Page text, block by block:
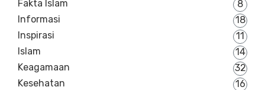
Fakta Islam
8
Informasi
18
Inspirasi
11
Islam
14
Keagamaan
32
Kesehatan
16